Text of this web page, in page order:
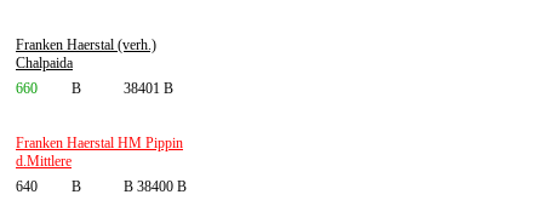
Franken Haerstal (verh.)
Chalpaida
660
B 38401 B
Franken Haerstal HM Pippin
d.Mittlere
640
B B 38400 B